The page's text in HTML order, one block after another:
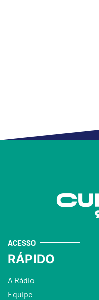
ACESSO
RÁPIDO
A Rádio
Equipe